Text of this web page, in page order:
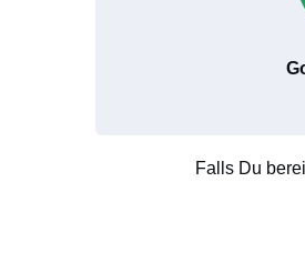
Falls Du